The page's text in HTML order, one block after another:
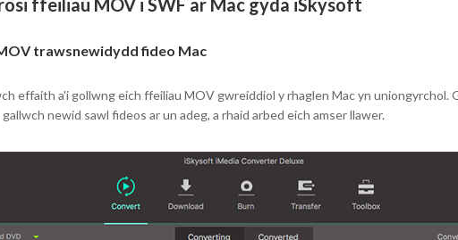
ffeiliau MOV i SWF ar Mac gyda iSkysoft
trawsnewidydd fideo Mac
effaith a'i gollwng eich ffeiliau MOV gwreiddiol y rhaglen Mac yn
newid sawl fideos ar un adeg, a rhaid arbed eich amser llawer.